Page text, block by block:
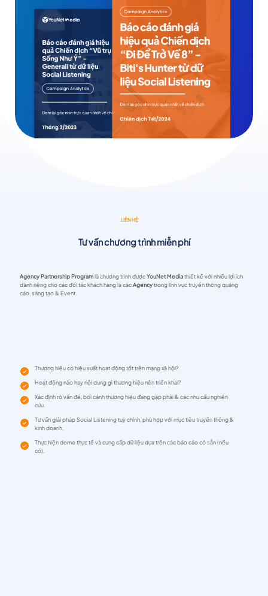
LIÊN HỆ
Tư vấn chương trình miễn phí
Agency Partnership Programlà chương trình đượcYouNet Mediathiết kế với nhiều lợi ích
dành riêng cho các đối tác khách hàng là cácAgencytrong lĩnh vực truyền thông quảng
cáo, sáng tạo & Event.
Thương hiệu có hiệu suất hoạt động tốt trên mạng xã hội?
Hoạt động nào hay nội dung gì thương hiệu nên triển khai?
Xác định rõ vấn đề, bối cảnh thương hiệu đang gặp phải & các nhu cầu nghiên
cứu.
Tư vấn giải pháp Social Listening tuỳ chỉnh, phù hợp với mục tiêu truyền thông &
kinh doanh.
Thực hiện demo thực tế và cung cấp dữ liệu dựa trên các báo cáo có sẵn (nếu
có).